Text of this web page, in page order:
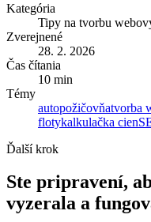
Kategória
Tipy na tvorbu
Zverejnené
28. 2. 2026
Čas čítania
10 min
Témy
autopožičovňatvorba
flotykalkulačka cien
Ďalší krok
Ste pripravení,
vyzerala a